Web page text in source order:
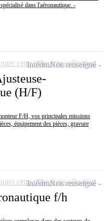
dans l'aéronautique. -
(H/F)
F/H, vos principales missions
équipement des pièces, gravure
IntérimNon renseigné
cette offre à ma sélection
f/h
IntérimNon renseigné
cette offre à ma sélection